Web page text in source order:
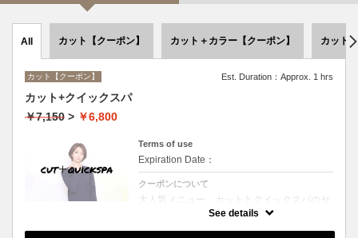
All カット【クーポン】 カット＋カラー【クーポン】 カット
カット【クーポン】 Est. Duration：Approx. 1 hrs
カット+クイックスパ
￥7,150 > ￥6,800
Terms of use
Expiration Date：
クーポンについて
大人気メニュー、カットとクイックスパのセ
ットメニュー。本場バリ式クイックスパで頭
See details